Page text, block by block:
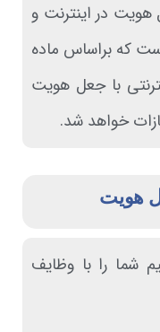
هویت در اینترنت و
که براساس ماده
با جعل هویت
خواهد شد.
هویت
شما را با وظایف